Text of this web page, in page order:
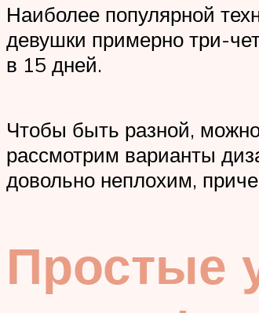
Наиболее популярной
девушки примерно три-
в 15 дней.
Чтобы быть разной,
рассмотрим варианты
довольно неплохим,
Простые